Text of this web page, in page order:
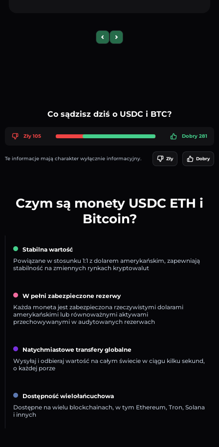
Previous slide
Next slide
Co sądzisz dziś o USDC i BTC?
Zły 105 Dobry 281
Te informacje mają charakter wyłącznie informacyjny. Zły Dobry
Czym są monety USDC ETH i
Bitcoin?
Stabilna wartość
Powiązane w stosunku 1:1 z dolarem amerykańskim, zapewniają
stabilność na zmiennych rynkach kryptowalut
W pełni zabezpieczone rezerwy
Każda moneta jest zabezpieczona rzeczywistymi dolarami
amerykańskimi lub równoważnymi aktywami
przechowywanymi w audytowanych rezerwach
Natychmiastowe transfery globalne
Wysyłaj i odbieraj wartość na całym świecie w ciągu kilku sekund,
o każdej porze
Dostępność wielołańcuchowa
Dostępne na wielu blockchainach, w tym Ethereum, Tron, Solana
i innych